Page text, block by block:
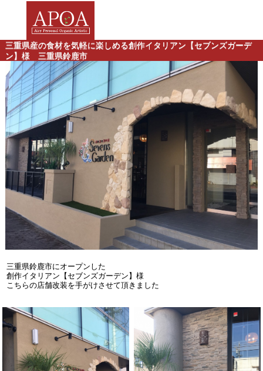
三重県産の食材を気軽に楽しめる創作イタリアン【セブンズガーデ
ン】様 三重県鈴鹿市
三重県鈴鹿市にオープンした
創作イタリアン【セブンズガーデン】様
こちらの店舗改装を手がけさせて頂きました